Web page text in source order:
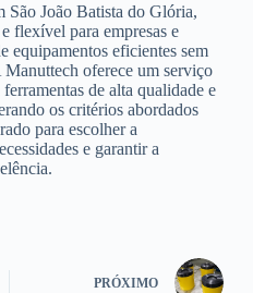
São João Batista do Glória,
flexível para empresas e
equipamentos eficientes sem
Manuttech oferece um serviço
de alta qualidade e
os critérios abordados
para escolher a
e garantir a
PRÓXIMO